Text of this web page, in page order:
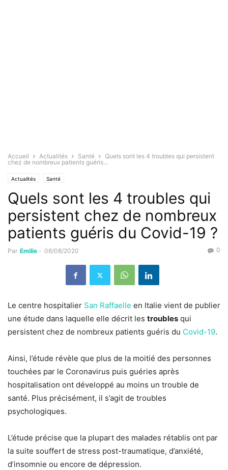
Accueil Actualités Santé
Quels sont les 4 troubles qui persistent
chez de nombreux patients guéris...
Actualités Santé
Quels sont les 4 troubles qui
persistent chez de nombreux
patients guéris du Covid-19 ?
Par Emilie - 06/08/2020 0
Le centre hospitalier San Raffaelle en Italie vient de publier
une étude dans laquelle elle décrit les troubles qui
persistent chez de nombreux patients guéris du Covid-19.
Ainsi, l’étude révèle que plus de la moitié des personnes
touchées par le Coronavirus puis guéries après
hospitalisation ont développé au moins un trouble de
santé. Plus précisément, il s’agit de troubles
psychologiques.
L’étude précise que la plupart des malades rétablis ont par
la suite souffert de stress post-traumatique, d’anxiété,
d’insomnie ou encore de dépression.